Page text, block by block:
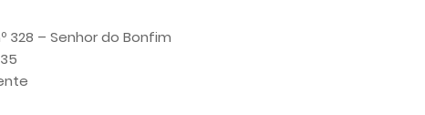
328 – Senhor do Bonfim